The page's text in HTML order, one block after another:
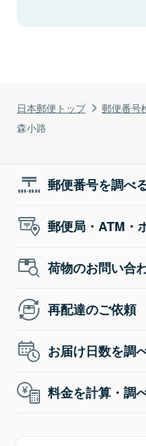
日本郵便トップ 郵便番号
森小路
郵便番号を調べ
郵便局・ATM・
荷物のお問い合
再配達のご依頼
お届け日数を調
料金を計算・調